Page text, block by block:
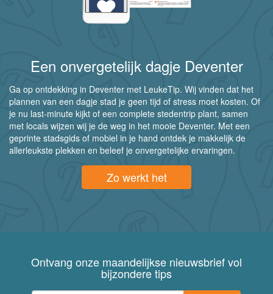
Een onvergetelijk dagje Deventer
Ga op ontdekking in Deventer met LeukeTip. Wij vinden dat het
plannen van een dagje stad je geen tijd of stress moet kosten. Of
je nu last-minute kijkt of een complete stedentrip plant, samen
met locals wijzen wij je de weg in het mooie Deventer. Met een
geprinte stadsgids of mobiel in je hand ontdek je makkelijk de
allerleukste plekken en beleef je onvergetelijke ervaringen.
Zo werkt het
Ontvang onze maandelijkse nieuwsbrief vol
bijzondere tips